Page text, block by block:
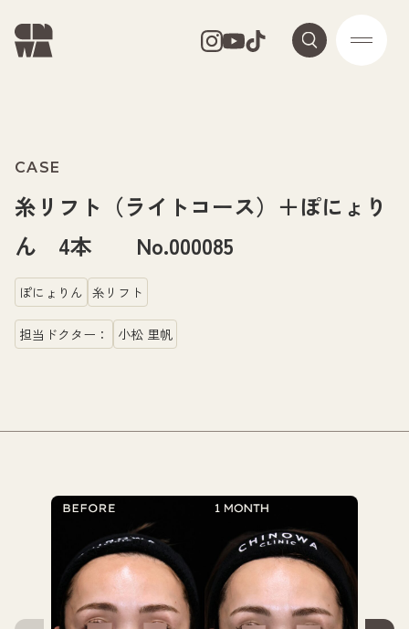
CASE
糸リフト（ライトコース）＋ぽにょり
ん 4本 No.000085
ぽにょりん 糸リフト
担当ドクター： 小松 里帆